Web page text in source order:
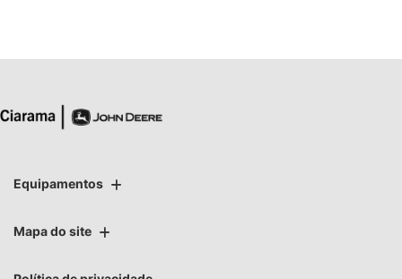
Equipamentos
Mapa do site